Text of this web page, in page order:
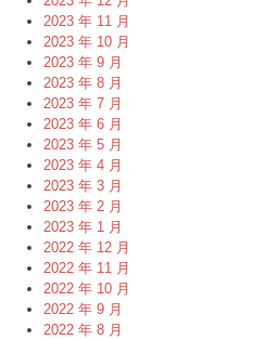
2023 年 11 月
2023 年 10 月
2023 年 9 月
2023 年 8 月
2023 年 7 月
2023 年 6 月
2023 年 5 月
2023 年 4 月
2023 年 3 月
2023 年 2 月
2023 年 1 月
2022 年 12 月
2022 年 11 月
2022 年 10 月
2022 年 9 月
2022 年 8 月